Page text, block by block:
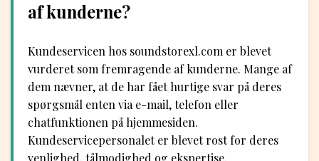
af kunderne?
Kundeservicen hos soundstorexl.com er blevet
vurderet som fremragende af kunderne. Mange af
dem nævner, at de har fået hurtige svar på deres
spørgsmål enten via e-mail, telefon eller
chatfunktionen på hjemmesiden.
Kundeservicepersonalet er blevet rost for deres
venlighed, tålmodighed og ekspertise.